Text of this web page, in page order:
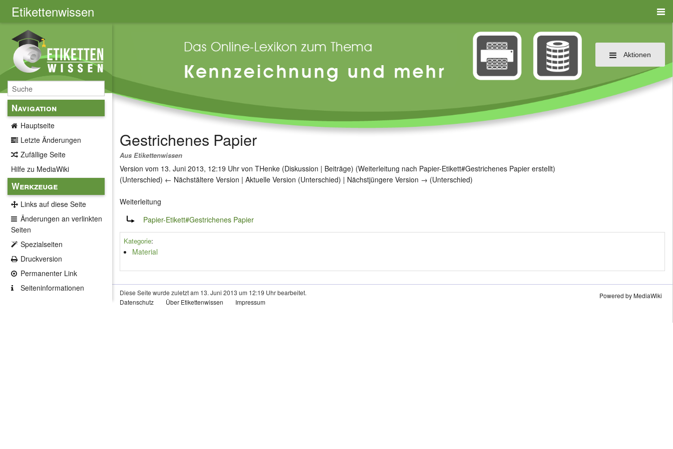
Etikettenwissen
Navigation
Hauptseite
Letzte Änderungen
Zufällige Seite
Hilfe zu MediaWiki
Werkzeuge
Links auf diese Seite
Änderungen an verlinkten
Seiten
Spezialseiten
Druckversion
Permanenter Link
Seiten­informationen
Aktionen
Gestrichenes Papier
Aus Etikettenwissen
Version vom 13. Juni 2013, 12:19 Uhr vonTHenke (Diskussion | Beiträge) (Weiterleitung nach Papier-Etikett#Gestrichenes Papier erstellt)
(Unterschied) ← Nächstältere Version | Aktuelle Version (Unterschied) | Nächstjüngere Version → (Unterschied)
Weiterleitung
Papier-Etikett#Gestrichenes Papier
Kategorie:
Material
Diese Seite wurde zuletzt am 13. Juni 2013 um 12:19 Uhr bearbeitet.
Datenschutz
Über Etikettenwissen Impressum
Powered by MediaWiki